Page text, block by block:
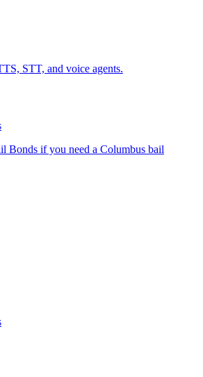
STT, and voice agents.
Bonds if you need a Columbus bail